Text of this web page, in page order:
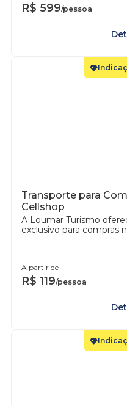
R$ 599/pessoa
Transporte para
Cellshop
A Loumar Turismo
exclusivo para compras
A partir de
R$ 119/pessoa